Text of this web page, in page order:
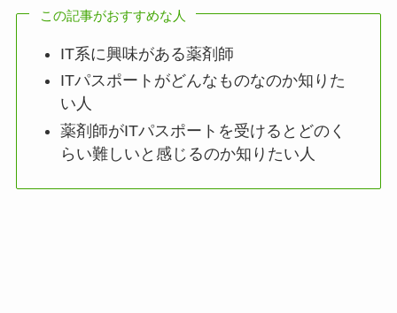
この記事がおすすめな人
IT系に興味がある薬剤師
ITパスポートがどんなものなのか知りた
い人
薬剤師がITパスポートを受けるとどのく
らい難しいと感じるのか知りたい人